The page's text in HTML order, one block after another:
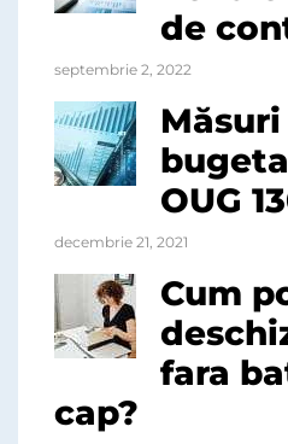
de
septembrie 2, 2022
OUG
decembrie 21, 2021
Cum
fara
cap?